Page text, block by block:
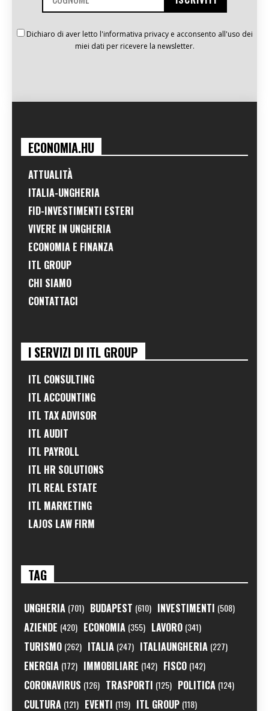
Dichiaro di aver letto l'informativa privacy e acconsento all'uso dei
miei dati per ricevere la newsletter.
ECONOMIA.HU
ATTUALITÀ
ITALIA-UNGHERIA
FID-INVESTIMENTI ESTERI
VIVERE IN UNGHERIA
ECONOMIA E FINANZA
ITL GROUP
CHI SIAMO
CONTATTACI
I SERVIZI DI ITL GROUP
ITL CONSULTING
ITL ACCOUNTING
ITL TAX ADVISOR
ITL AUDIT
ITL PAYROLL
ITL HR SOLUTIONS
ITL REAL ESTATE
ITL MARKETING
LAJOS LAW FIRM
TAG
UNGHERIA (701) BUDAPEST (610) INVESTIMENTI (508)
AZIENDE (420) ECONOMIA (355) LAVORO (341)
TURISMO (262) ITALIA (247) ITALIAUNGHERIA (227)
ENERGIA (172) IMMOBILIARE (142) FISCO (142)
CORONAVIRUS (126) TRASPORTI (125) POLITICA (124)
CULTURA (121) EVENTI (119) ITL GROUP (118)